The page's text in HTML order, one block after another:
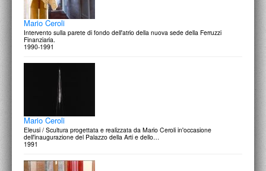
Mario Ceroli
Intervento sulla parete di fondo dell'atrio della nuova sede della Ferruzzi
Finanziaria.
1990-1991
Mario Ceroli
Eleusi / Scultura progettata e realizzata da Mario Ceroli in'occasione
dell'inaugurazione del Palazzo della Arti e dello…
1991